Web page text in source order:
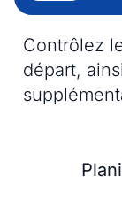
Contrôlez
départ,